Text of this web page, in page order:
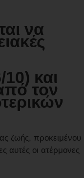
να
και
τον
ζωής, προκειμένου
αυτές οι ατέρμονες